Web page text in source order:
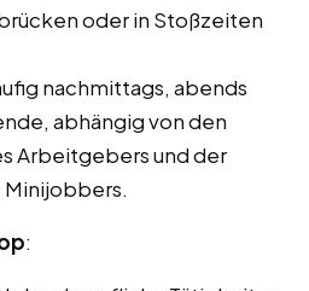
oder in Stoßzeiten
nachmittags, abends
abhängig von den
Arbeitgebers und der
: